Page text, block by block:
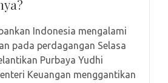
Indonesia mengalami
pada perdagangan Selasa
Purbaya Yudhi
Keuangan menggantikan